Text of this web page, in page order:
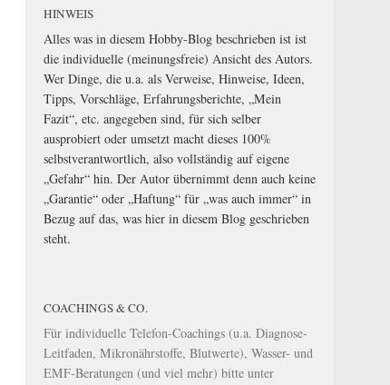
HINWEIS
Alles was in diesem Hobby-Blog beschrieben ist ist
die individuelle (meinungsfreie) Ansicht des Autors.
Wer Dinge, die u.a. als Verweise, Hinweise, Ideen,
Tipps, Vorschläge, Erfahrungsberichte, „Mein
Fazit“, etc. angegeben sind, für sich selber
ausprobiert oder umsetzt macht dieses 100%
selbstverantwortlich, also vollständig auf eigene
„Gefahr“ hin. Der Autor übernimmt denn auch keine
„Garantie“ oder „Haftung“ für „was auch immer“ in
Bezug auf das, was hier in diesem Blog geschrieben
steht.
COACHINGS & CO.
Für individuelle Telefon-Coachings (u.a. Diagnose-
Leitfaden, Mikronährstoffe, Blutwerte), Wasser- und
EMF-Beratungen (und viel mehr) bitte unter